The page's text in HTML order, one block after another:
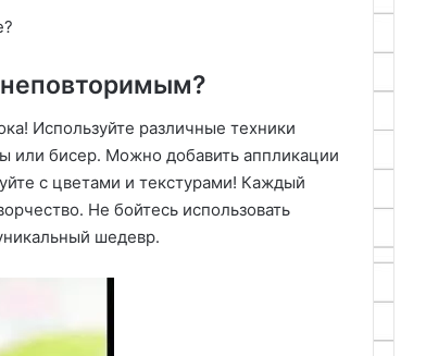
Используйте различные техники
или бисер․ Можно добавить аппликации
с цветами и текстурами! Каждый
Не бойтесь использовать
шедевр․